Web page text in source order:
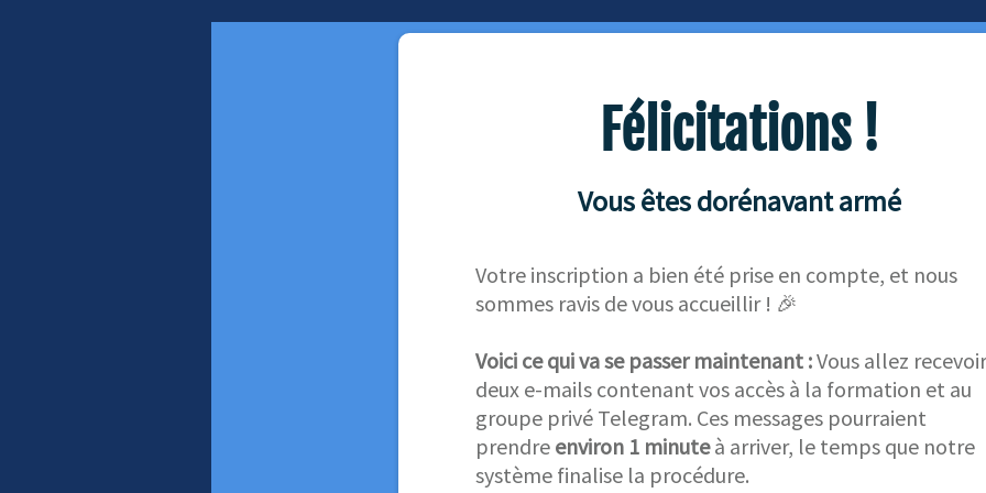
Félicitations !
Vous êtes dorénavant armé
Votre inscription a bien été prise en compte, et nous
sommes ravis de vous accueillir ! 🎉
Voici ce qui va se passer maintenant :Vous allez recevoir
deux e-mails contenant vos accès à la formation et au
groupe privé Telegram. Ces messages pourraient
prendre environ 1 minuteà arriver, le temps que notre
système finalise la procédure.